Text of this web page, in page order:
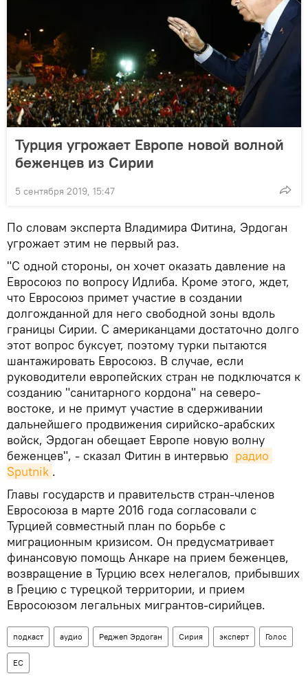
Турция угрожает Европе новой волной
беженцев из Сирии
5 сентября 2019, 15:47
По словам эксперта Владимира Фитина, Эрдоган
угрожает этим не первый раз.
"С одной стороны, он хочет оказать давление на
Евросоюз по вопросу Идлиба. Кроме этого, ждет,
что Евросоюз примет участие в создании
долгожданной для него свободной зоны вдоль
границы Сирии. С американцами достаточно долго
этот вопрос буксует, поэтому турки пытаются
шантажировать Евросоюз. В случае, если
руководители европейских стран не подключатся к
созданию "санитарного кордона" на северо-
востоке, и не примут участие в сдерживании
дальнейшего продвижения сирийско-арабских
войск, Эрдоган обещает Европе новую волну
беженцев", - сказал Фитин в интервью радио
Sputnik .
Главы государств и правительств стран-членов
Евросоюза в марте 2016 года согласовали с
Турцией совместный план по борьбе с
миграционным кризисом. Он предусматривает
финансовую помощь Анкаре на прием беженцев,
возвращение в Турцию всех нелегалов, прибывших
в Грецию с турецкой территории, и прием
Евросоюзом легальных мигрантов-сирийцев.
подкаст аудио Реджеп Эрдоган Сирия эксперт Голос
ЕС